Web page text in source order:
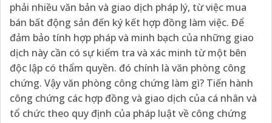
phải nhiều văn bản và giao dịch pháp lý, từ việc mua
bán bất động sản đến ký kết hợp đồng làm việc. Để
đảm bảo tính hợp pháp và minh bạch của những giao
dịch này cần có sự kiểm tra và xác minh từ một bên
độc lập có thẩm quyền. đó chính là văn phòng công
chứng. Vậy văn phòng công chứng làm gì? Tiến hành
công chứng các hợp đồng và giao dịch của cá nhân và
tổ chức theo quy định của pháp luật về công chứng